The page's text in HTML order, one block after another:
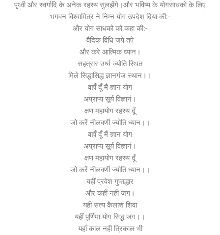
पृथ्वी और स्वर्गादि के अनेक रहस्य सुलझेंगे।और भविष्य के योगसाधको के लिए
भगवन विश्वामित्र ने निम्न योग उपदेश दिया की:-
और योग साधको को कहा की:-
वैदिक विधि जपे तपे
और करे आत्मिक ध्यान।
सहत्रार उर्ध्व ज्योति स्थित
मिले सिद्धासिद्ध ज्ञानगंज स्थान।।
वहाँ दूँ मैं ज्ञान योग
अप्राप्य सूर्य विज्ञानं।
क्षण महायोग रहस्य दूँ
जो करें नीलवर्णी ज्योति ध्यान।।
वहाँ दूँ मैं ज्ञान योग
अप्राप्य सूर्य विज्ञानं।
क्षण महायोग रहस्य दूँ
जो करें नीलवर्णी ज्योति ध्यान।।
यहीं प्रवेश गुप्तद्धार
और कहीं नही जग।
यहीं सत्य कैलाश शिवा
यहीं पूर्णिमा योग सिद्ध जग।।
यहाँ काल नही त्रिकाल भी